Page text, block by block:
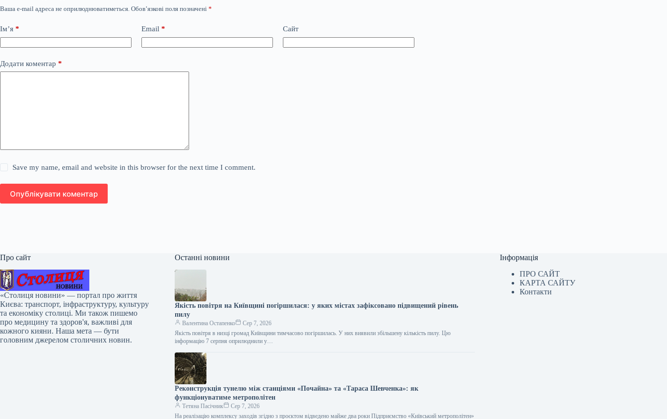
Ваша e-mail адреса не оприлюднюватиметься. Обов’язкові поля позначені *
Ім’я * Email * Сайт
Додати коментар *
Save my name, email and website in this browser for the next time I comment.
Опублікувати коментар
Про сайт
«Столиця новини» — портал про життя
Києва: транспорт, інфраструктуру, культуру
та економіку столиці. Ми також пишемо
про медицину та здоров'я, важливі для
кожного кияни. Наша мета — бути
головним джерелом столичних новин.
Останні новини
Якість повітря на Київщині погіршилася: у яких містах зафіксовано підвищений рівень
пилу
Валентина Остапенко
Сер 7, 2026
Якість повітря в низці громад Київщини тимчасово погіршилась. У них виявили збільшену кількість пилу. Цю
інформацію 7 серпня оприлюднили у…
Реконструкція тунелю між станціями «Почайна» та «Тараса Шевченка»: як
функціонуватиме метрополітен
Тетяна Пасічник
Сер 7, 2026
На реалізацію комплексу заходів згідно з проєктом відведено майже два роки Підприємство «Київський метрополітен»
Інформація
ПРО САЙТ
КАРТА САЙТУ
Контакти